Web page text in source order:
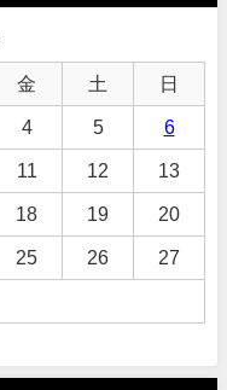
金 土 日
4 5 6
11 12 13
18 19 20
25 26 27